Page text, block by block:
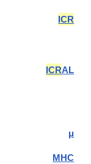
ICR
ICRAL
μ
MHC